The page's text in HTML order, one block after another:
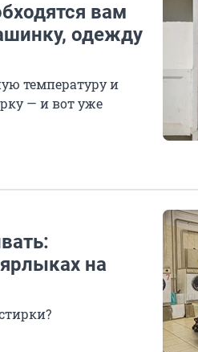
вам
одежду
температуру и
— и вот уже
на